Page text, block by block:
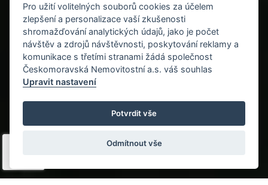
pokračuj
Pro užití volitelných souborů cookies za účelem
zlepšení a personalizace vaší zkušenosti
shromažďování analytických údajů, jako je počet
návštěv a zdrojů návštěvnosti, poskytování reklamy a
komunikace s třetími stranami žádá společnost
Českomoravská Nemovitostní a.s. váš souhlas
Upravit nastavení
Potvrdit vše
Odmítnout vše